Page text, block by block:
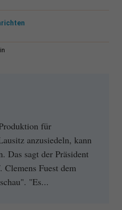
für
anzusiedeln, kann
Das sagt der Präsident
Fuest dem
"Es...